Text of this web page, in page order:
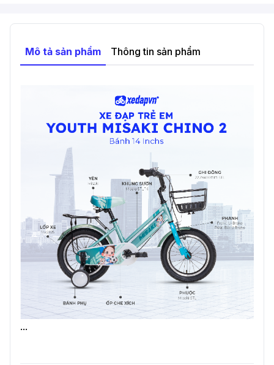
Mô tả sản phẩm Thông tin sản phẩm
...